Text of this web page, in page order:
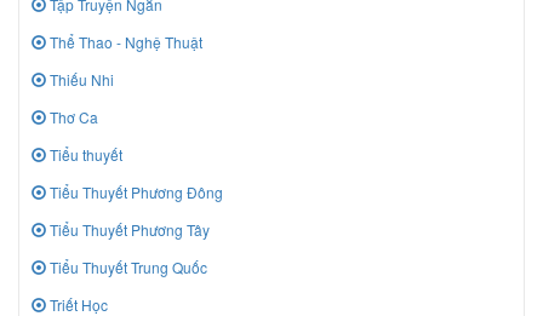
Thể Thao - Nghệ Thuật
Thiếu Nhi
Thơ Ca
Tiểu thuyết
Tiểu Thuyết Phương Đông
Tiểu Thuyết Phương Tây
Tiểu Thuyết Trung Quốc
Triết Học